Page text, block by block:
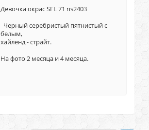
Девочка окрас SFL 71 ns2403
Черный серебристый пятнистый с
белым,
хайленд - страйт.
На фото 2 месяца и 4 месяца.